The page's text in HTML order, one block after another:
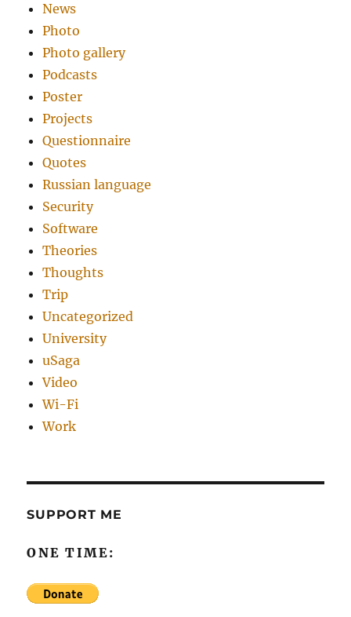
News
Photo
Photo gallery
Podcasts
Poster
Projects
Questionnaire
Quotes
Russian language
Security
Software
Theories
Thoughts
Trip
Uncategorized
University
uSaga
Video
Wi-Fi
Work
SUPPORT ME
ONE TIME: